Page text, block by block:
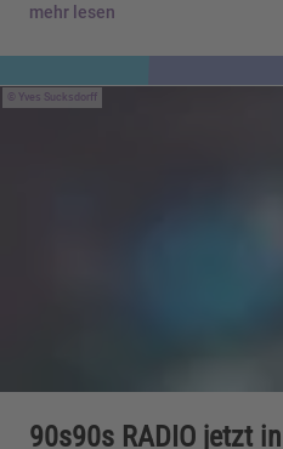
mehr lesen
Yves Sucksdorff
90s90s RADIO jetzt